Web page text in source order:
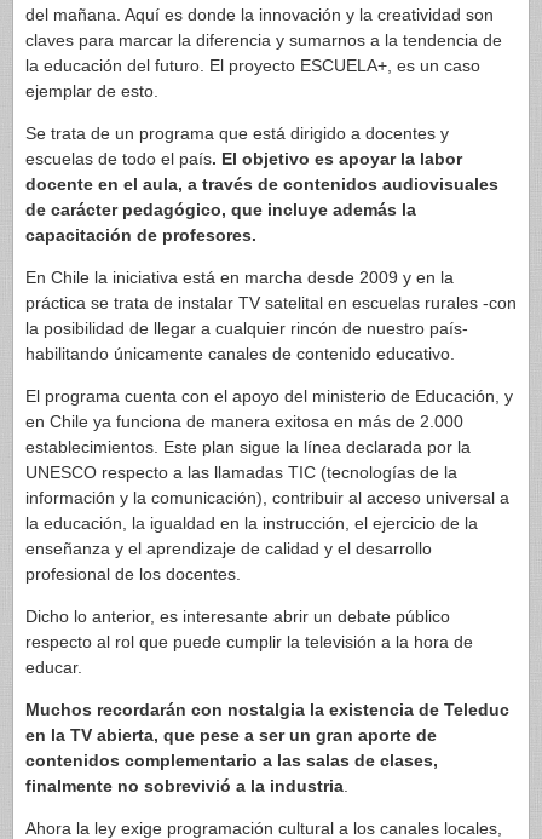
del mañana. Aquí es donde la innovación y la creatividad son
claves para marcar la diferencia y sumarnos a la tendencia de
la educación del futuro. El proyecto ESCUELA+, es un caso
ejemplar de esto.
Se trata de un programa que está dirigido a docentes y
escuelas de todo el país. El objetivo es apoyar la labor
docente en el aula, a través de contenidos audiovisuales
de carácter pedagógico, que incluye además la
capacitación de profesores.
En Chile la iniciativa está en marcha desde 2009 y en la
práctica se trata de instalar TV satelital en escuelas rurales -con
la posibilidad de llegar a cualquier rincón de nuestro país-
habilitando únicamente canales de contenido educativo.
El programa cuenta con el apoyo del ministerio de Educación, y
en Chile ya funciona de manera exitosa en más de 2.000
establecimientos. Este plan sigue la línea declarada por la
UNESCO respecto a las llamadas TIC (tecnologías de la
información y la comunicación), contribuir al acceso universal a
la educación, la igualdad en la instrucción, el ejercicio de la
enseñanza y el aprendizaje de calidad y el desarrollo
profesional de los docentes.
Dicho lo anterior, es interesante abrir un debate público
respecto al rol que puede cumplir la televisión a la hora de
educar.
Muchos recordarán con nostalgia la existencia de Teleduc
en la TV abierta, que pese a ser un gran aporte de
contenidos complementario a las salas de clases,
finalmente no sobrevivió a la industria
Ahora la ley exige programación cultural a los canales locales,